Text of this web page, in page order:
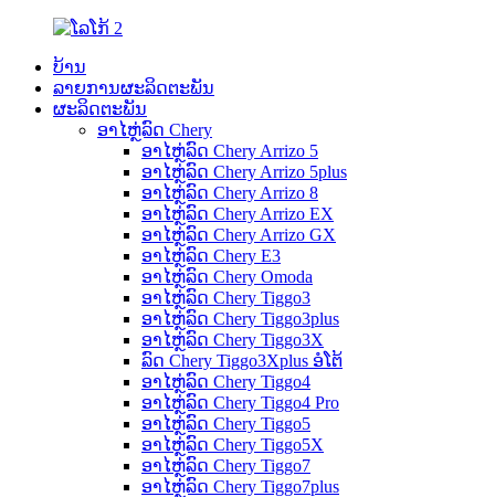
ບ້ານ
ລາຍການຜະລິດຕະພັນ
ຜະລິດຕະພັນ
ອາໄຫຼ່ລົດ Chery
ອາໄຫຼ່ລົດ Chery Arrizo 5
ອາໄຫຼ່ລົດ Chery Arrizo 5plus
ອາໄຫຼ່ລົດ Chery Arrizo 8
ອາໄຫຼ່ລົດ Chery Arrizo EX
ອາໄຫຼ່ລົດ Chery Arrizo GX
ອາໄຫຼ່ລົດ Chery E3
ອາໄຫຼ່ລົດ Chery Omoda
ອາໄຫຼ່ລົດ Chery Tiggo3
ອາໄຫຼ່ລົດ Chery Tiggo3plus
ອາໄຫຼ່ລົດ Chery Tiggo3X
ລົດ Chery Tiggo3Xplus ອໍໂຕ້
ອາໄຫຼ່ລົດ Chery Tiggo4
ອາໄຫຼ່ລົດ Chery Tiggo4 Pro
ອາໄຫຼ່ລົດ Chery Tiggo5
ອາໄຫຼ່ລົດ Chery Tiggo5X
ອາໄຫຼ່ລົດ Chery Tiggo7
ອາໄຫຼ່ລົດ Chery Tiggo7plus